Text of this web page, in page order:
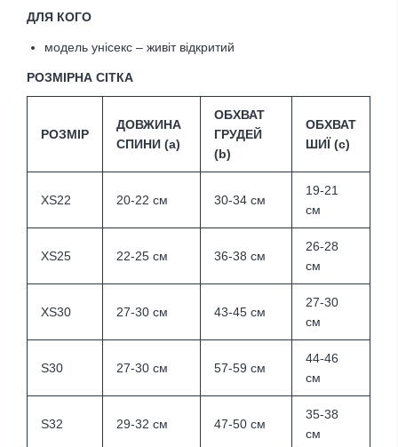
ДЛЯ КОГО
модель унісекс – живіт відкритий
РОЗМІРНА СІТКА
РОЗМІР
ДОВЖИНА
СПИНИ (а)
ОБХВАТ
ГРУДЕЙ
(b)
ОБХВАТ
ШИЇ (с)
XS22 20-22 см 30-34 см
19-21
см
XS25 22-25 см 36-38 см
26-28
см
XS30 27-30 см 43-45 см
27-30
см
S30 27-30 см 57-59 см
44-46
см
S32 29-32 см 47-50 см
35-38
см